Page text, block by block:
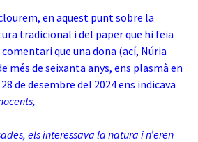
en aquest punt sobre la
tradicional i del paper que hi feia
comentari que una dona (ací, Núria
més de seixanta anys, ens plasmà en
de desembre del 2024 ens indicava
els interessava la natura i n’eren